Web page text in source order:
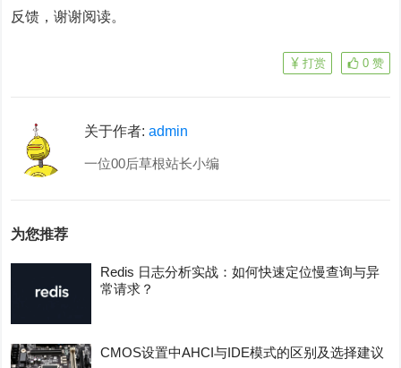
反馈，谢谢阅读。
0 赞
打赏
关于作者:admin
一位00后草根站长小编
为您推荐
Redis 日志分析实战：如何快速定位慢查询与异
常请求？
CMOS设置中AHCI与IDE模式的区别及选择建议